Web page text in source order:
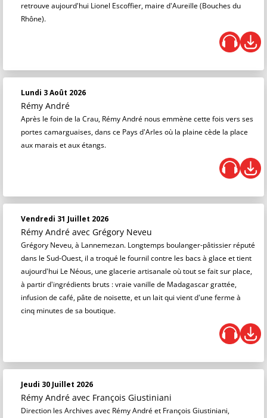
retrouve aujourd'hui Lionel Escoffier, maire d'Aureille (Bouches du
Rhône).
Lundi 3 Août 2026
Rémy André
Après le foin de la Crau, Rémy André nous emmène cette fois vers ses
portes camarguaises, dans ce Pays d'Arles où la plaine cède la place
aux marais et aux étangs.
Vendredi 31 Juillet 2026
Rémy André avec Grégory Neveu
Grégory Neveu, à Lannemezan. Longtemps boulanger-pâtissier réputé
dans le Sud-Ouest, il a troqué le fournil contre les bacs à glace et tient
aujourd'hui Le Néous, une glacerie artisanale où tout se fait sur place,
à partir d'ingrédients bruts : vraie vanille de Madagascar grattée,
infusion de café, pâte de noisette, et un lait qui vient d'une ferme à
cinq minutes de sa boutique.
Jeudi 30 Juillet 2026
Rémy André avec François Giustiniani
Direction les Archives avec Rémy André et François Giustiniani,